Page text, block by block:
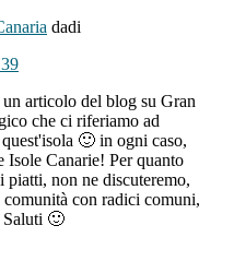
dadi
articolo del blog su Gran
che ci riferiamo ad
🙂 in ogni caso,
Isole Canarie! Per quanto
piatti, non ne discuteremo,
con radici comuni,
Saluti 🙂